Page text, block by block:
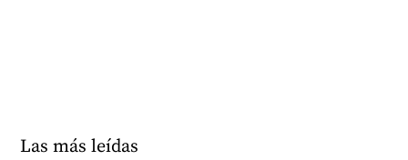
Las más leídas